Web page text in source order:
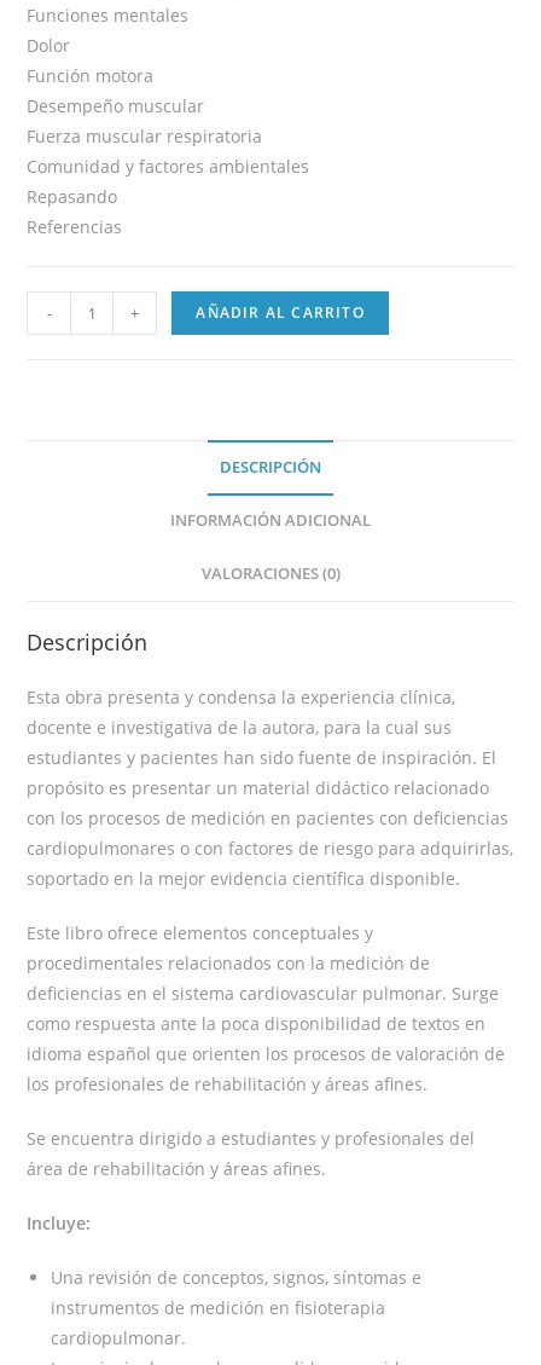
Funciones mentales
Dolor
Función motora
Desempeño muscular
Fuerza muscular respiratoria
Comunidad y factores ambientales
Repasando
Referencias
- + AÑADIR AL CARRITO
DESCRIPCIÓN
INFORMACIÓN ADICIONAL
VALORACIONES (0)
Descripción
Esta obra presenta y condensa la experiencia clínica,
docente e investigativa de la autora, para la cual sus
estudiantes y pacientes han sido fuente de inspiración. El
propósito es presentar un material didáctico relacionado
con los procesos de medición en pacientes con deficiencias
cardiopulmonares o con factores de riesgo para adquirirlas,
soportado en la mejor evidencia científica disponible.
Este libro ofrece elementos conceptuales y
procedimentales relacionados con la medición de
deficiencias en el sistema cardiovascular pulmonar. Surge
como respuesta ante la poca disponibilidad de textos en
idioma español que orienten los procesos de valoración de
los profesionales de rehabilitación y áreas afines.
Se encuentra dirigido a estudiantes y profesionales del
área de rehabilitación y áreas afines.
Incluye:
Una revisión de conceptos, signos, síntomas e
instrumentos de medición en fisioterapia
cardiopulmonar.